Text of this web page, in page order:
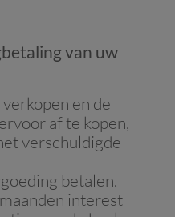
van uw
en de
af te kopen,
verschuldigde
betalen.
interest